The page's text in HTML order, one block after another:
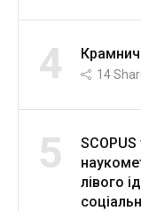
4 14
5
лівого